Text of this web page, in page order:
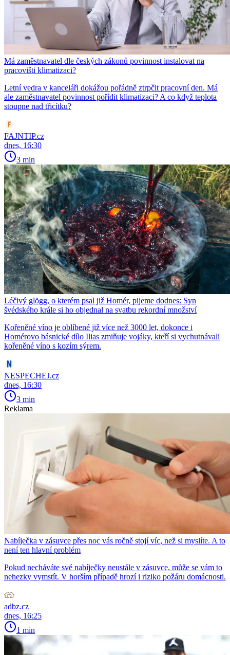
Má zaměstnavatel dle českých zákonů povinnost instalovat na
pracovišti klimatizaci?
Letní vedra v kanceláři dokážou pořádně ztrpčit pracovní den. Má
ale zaměstnavatel povinnost pořídit klimatizaci? A co když teplota
stoupne nad třicítku?
FAJNTIP.cz
dnes, 16:30
3 min
Léčivý glögg, o kterém psal již Homér, pijeme dodnes: Syn
švédského krále si ho objednal na svatbu rekordní množství
Kořeněné víno je oblíbené již více než 3000 let, dokonce i
Homérovo básnické dílo Ilias zmiňuje vojáky, kteří si vychutnávali
kořeněné víno s kozím sýrem.
NESPECHEJ.cz
dnes, 16:30
3 min
Reklama
Nabíječka v zásuvce přes noc vás ročně stojí víc, než si myslíte. A to
není ten hlavní problém
Pokud necháváte své nabíječky neustále v zásuvce, může se vám to
nehezky vymstít. V horším případě hrozí i riziko požáru domácnosti.
adbz.cz
dnes, 16:25
1 min